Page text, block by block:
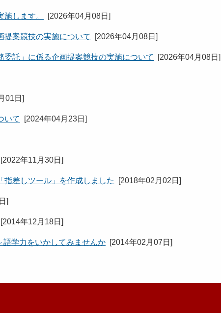
します。 [2026年04月08日 ]
提案競技の実施について [2026年04月08日 ]
委託」に係る企画提案競技の実施について [2026年04月08日 ]
01日 ]
いて [2024年04月23日 ]
[2022年11月30日 ]
指差しツール」を作成しました [2018年02月02日 ]
]
[2014年12月18日 ]
学力をいかしてみませんか [2014年02月07日 ]